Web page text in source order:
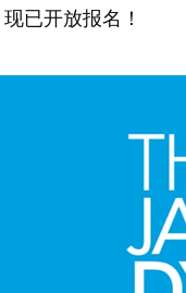
现已开放报名！